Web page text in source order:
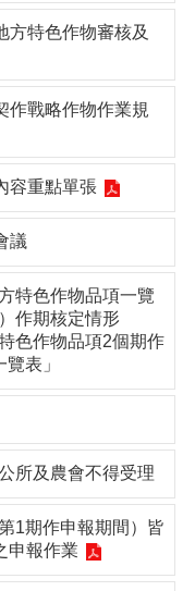
方特色作物審核及
作戰略作物作業規
容重點單張
議
特色作物品項一覽
作期核定情形
色作物品項2個期作
表」
所及農會不得受理
1期作申報期間）皆
申報作業